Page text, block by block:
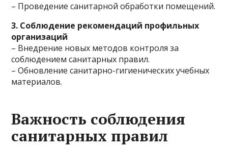
– Проведение санитарной обработки помещений.
3. Соблюдение рекомендаций профильных
организаций
– Внедрение новых методов контроля за
соблюдением санитарных правил.
– Обновление санитарно-гигиенических учебных
материалов.
Важность соблюдения
санитарных правил